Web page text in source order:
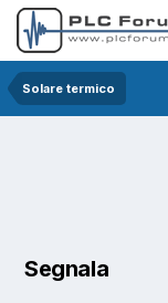
Solare termico
Segnala